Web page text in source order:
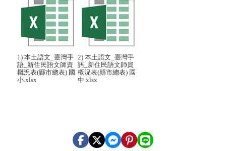
1) 本土語文_臺灣手
語_新住民語文師資
概況表(縣市總表) 國
小.xlsx
2) 本土語文_臺灣手
語_新住民語文師資
概況表(縣市總表) 國
中.xlsx